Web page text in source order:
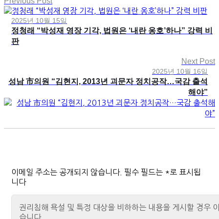
2025년 10월 15일
정청래 “박성재 영장 기각, 법원은 ‘내란 옹호’하나” 강력 비
판
Next Post
2025년 10월 16일
성남 市의원 “김현지, 2013년 괴문자 정치공작…국감 출석
해야”
이메일 주소는 공개되지 않습니다. 필수 필드는 *로 표시됩
니다